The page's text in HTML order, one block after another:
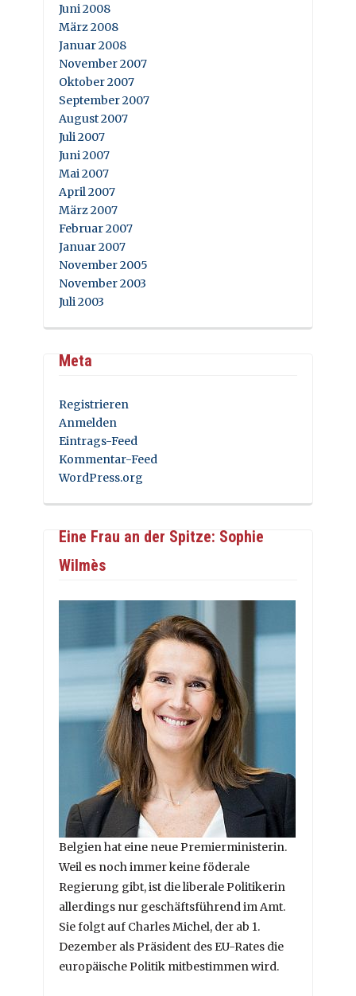
Juni 2008
März 2008
Januar 2008
November 2007
Oktober 2007
September 2007
August 2007
Juli 2007
Juni 2007
Mai 2007
April 2007
März 2007
Februar 2007
Januar 2007
November 2005
November 2003
Juli 2003
Meta
Registrieren
Anmelden
Eintrags-Feed
Kommentar-Feed
WordPress.org
Eine Frau an der Spitze: Sophie
Wilmès
Belgien hat eine neue Premierministerin.
Weil es noch immer keine föderale
Regierung gibt, ist die liberale Politikerin
allerdings nur geschäftsführend im Amt.
Sie folgt auf Charles Michel, der ab 1.
Dezember als Präsident des EU-Rates die
europäische Politik mitbestimmen wird.